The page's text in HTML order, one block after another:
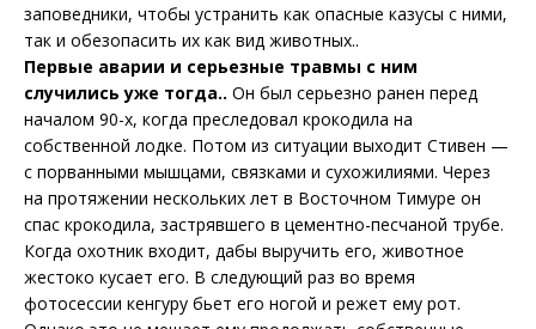
заповедники, чтобы устранить как опасные казусы с ними,
так и обезопасить их как вид животных..
Первые аварии и серьезные травмы с ним
случились уже тогда.. Он был серьезно ранен перед
началом 90-х, когда преследовал крокодила на
собственной лодке. Потом из ситуации выходит Стивен —
с порванными мышцами, связками и сухожилиями. Через
на протяжении нескольких лет в Восточном Тимуре он
спас крокодила, застрявшего в цементно-песчаной трубе.
Когда охотник входит, дабы выручить его, животное
жестоко кусает его. В следующий раз во время
фотосессии кенгуру бьет его ногой и режет ему рот.